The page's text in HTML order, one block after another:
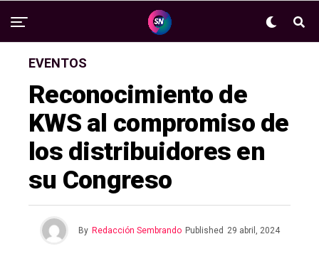
EVENTOS
Reconocimiento de
KWS al compromiso de
los distribuidores en
su Congreso
By Redacción Sembrando Published 29 abril, 2024